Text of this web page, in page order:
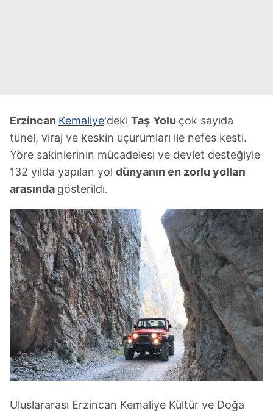
Erzincan Kemaliye'deki Taş Yolu çok sayıda
tünel, viraj ve keskin uçurumları ile nefes kesti.
Yöre sakinlerinin mücadelesi ve devlet desteğiyle
132 yılda yapılan yol dünyanın en zorlu yolları
arasında gösterildi.
Uluslararası Erzincan Kemaliye Kültür ve Doğa